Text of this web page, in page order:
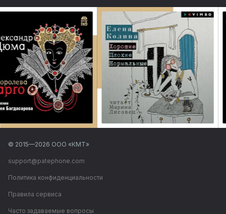
© 2015—2026 ООО «КМТ»
support@patephone.com
Политика конфиденциальности
Правила сервиса
Часто задаваемые вопросы